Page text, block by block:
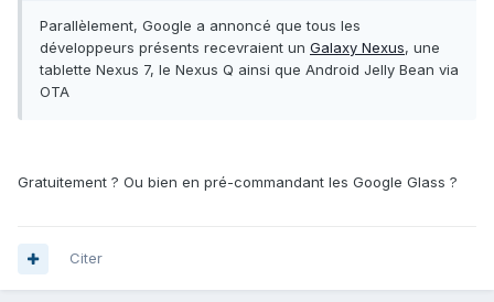
Parallèlement, Google a annoncé que tous les
développeurs présents recevraient un Galaxy Nexus, une
tablette Nexus 7, le Nexus Q ainsi que Android Jelly Bean via
OTA
Gratuitement ? Ou bien en pré-commandant les Google Glass ?
Citer